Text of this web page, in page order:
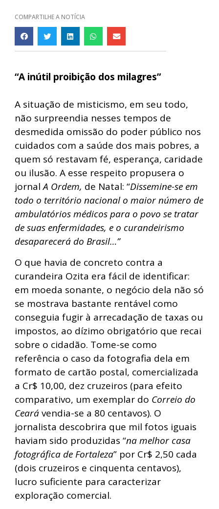
COMPARTILHE A NOTÍCIA
“A inútil proibição dos milagres”
A situação de misticismo, em seu todo,
não surpreendia nesses tempos de
desmedida omissão do poder público nos
cuidados com a saúde dos mais pobres, a
quem só restavam fé, esperança, caridade
ou ilusão. A esse respeito propusera o
jornalA Ordem, de Natal: “Dissemine-se em
todo o território nacional o maior número de
ambulatórios médicos para o povo se tratar
de suas enfermidades, e o curandeirismo
desaparecerá do Brasil…”
O que havia de concreto contra a
curandeira Ozita era fácil de identificar:
em moeda sonante, o negócio dela não só
se mostrava bastante rentável como
conseguia fugir à arrecadação de taxas ou
impostos, ao dízimo obrigatório que recai
sobre o cidadão. Tome-se como
referência o caso da fotografia dela em
formato de cartão postal, comercializada
a Cr$ 10,00, dez cruzeiros (para efeito
comparativo, um exemplar do Correio do
Cearávendia-se a 80 centavos). O
jornalista descobrira que mil fotos iguais
haviam sido produzidas “na melhor casa
fotográfica de Fortaleza” por Cr$ 2,50 cada
(dois cruzeiros e cinquenta centavos),
lucro suficiente para caracterizar
exploração comercial.